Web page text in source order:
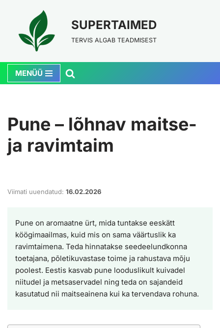
content
SUPERTAIMED
TERVIS ALGAB TEADMISEST
MENÜÜ
Pune – lõhnav maitse-
ja ravimtaim
Viimati uuendatud: 16.02.2026
Pune on aromaatne ürt, mida tuntakse eeskätt
köögimaailmas, kuid mis on sama väärtuslik ka
ravimtaimena. Teda hinnatakse seedeelundkonna
toetajana, põletikuvastase toime ja rahustava mõju
poolest. Eestis kasvab pune looduslikult kuivadel
niitudel ja metsaservadel ning teda on sajandeid
kasutatud nii maitseainena kui ka tervendava rohuna.